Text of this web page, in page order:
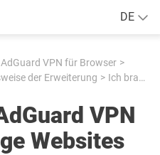
DE
AdGuard VPN für Browser
der Erweiterung
Ich brauche AdGuard VPN nur für wenige Websites
VPN
Websites